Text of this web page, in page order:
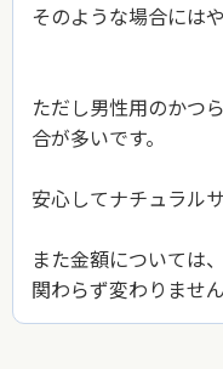
そのような場合には
ただし男性用のかつ
合が多いです。
安心してナチュラル
また金額については
関わらず変わりません